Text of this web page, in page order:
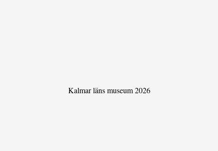
Kalmar läns museum 2026